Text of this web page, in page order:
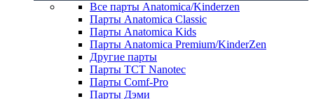
Все парты Anatomica/Kinderzen
Парты Anatomica Classic
Парты Anatomica Kids
Парты Anatomica Premium/KinderZen
Другие парты
Парты TCT Nanotec
Парты Comf-Pro
Парты Дэми